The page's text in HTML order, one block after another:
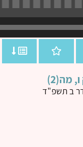
מה(2)